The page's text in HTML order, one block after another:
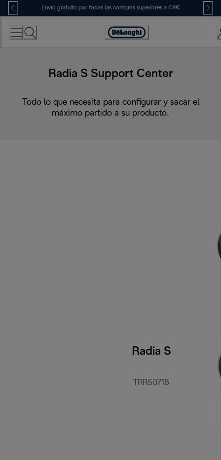
Skip
to
Content
Envío gratuito por todas las compras superiores a 49€
Accessibility
Radia S Support Center
Todo lo que necesita para configurar y sacar el
máximo partido a su producto.
Radia S
TRRS0715